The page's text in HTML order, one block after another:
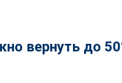
вернуть до